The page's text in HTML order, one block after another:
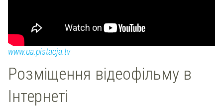
www.ua.pistacja.tv
Розміщення відеофільму в
Інтернеті